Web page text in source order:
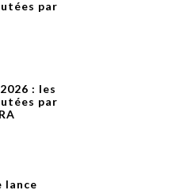
1 AN
par
: les
par
lance